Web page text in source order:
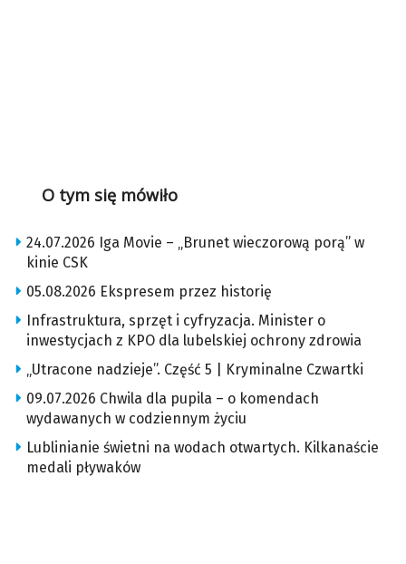
O tym się mówiło
24.07.2026 Iga Movie – „Brunet wieczorową porą” w
kinie CSK
05.08.2026 Ekspresem przez historię
Infrastruktura, sprzęt i cyfryzacja. Minister o
inwestycjach z KPO dla lubelskiej ochrony zdrowia
„Utracone nadzieje”. Część 5 | Kryminalne Czwartki
09.07.2026 Chwila dla pupila – o komendach
wydawanych w codziennym życiu
Lublinianie świetni na wodach otwartych. Kilkanaście
medali pływaków